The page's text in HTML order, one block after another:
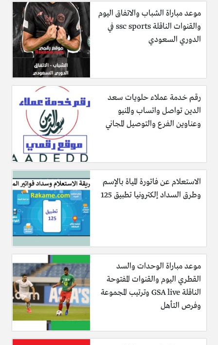
موعد مباراة الشباب والاتفاق اليوم
والقنوات الناقلة ssc sports في
الدوري السعودي
رقم خدمة عملاء حلويات سعد
الدين تواصل واتساب والمنيو
وعناوين الفرع والتوصيل المجاني
الاستعلام عن فاتورة المياة بالإسم
وطرق السداد إلكترونيا تطبيق 125
موعد مباراة الوحدات والسد
القطري اليوم والقنوات المفتوحة
الناقلة GSA live وترتيب المجموعة
وفرص التأهل